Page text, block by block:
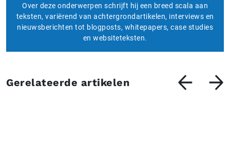
Over deze onderwerpen schrijft hij een breed scala aan
teksten, variërend van achtergrondartikelen, interviews en
nieuwsberichten tot blogposts, whitepapers, case studies
en websiteteksten.
Gerelateerde artikelen